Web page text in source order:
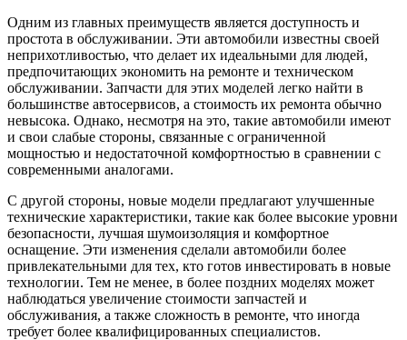
Одним из главных преимуществ является доступность и
простота в обслуживании. Эти автомобили известны своей
неприхотливостью, что делает их идеальными для людей,
предпочитающих экономить на ремонте и техническом
обслуживании. Запчасти для этих моделей легко найти в
большинстве автосервисов, а стоимость их ремонта обычно
невысока. Однако, несмотря на это, такие автомобили имеют
и свои слабые стороны, связанные с ограниченной
мощностью и недостаточной комфортностью в сравнении с
современными аналогами.
С другой стороны, новые модели предлагают улучшенные
технические характеристики, такие как более высокие уровни
безопасности, лучшая шумоизоляция и комфортное
оснащение. Эти изменения сделали автомобили более
привлекательными для тех, кто готов инвестировать в новые
технологии. Тем не менее, в более поздних моделях может
наблюдаться увеличение стоимости запчастей и
обслуживания, а также сложность в ремонте, что иногда
требует более квалифицированных специалистов.